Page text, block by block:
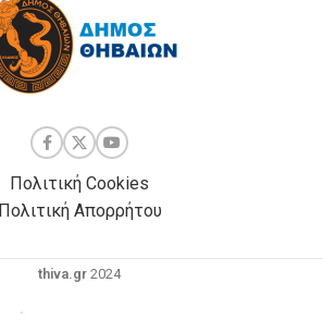
Πολιτική Cookies
Πολιτική Απορρήτου
thiva.gr 2024